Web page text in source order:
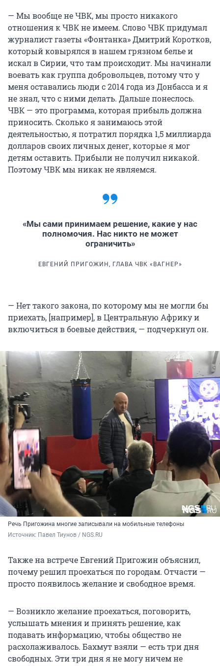
— Мы вообще не ЧВК, мы просто никакого
отношения к ЧВК не имеем. Слово ЧВК придумал
журналист газеты «Фонтанка» Дмитрий Коротков,
который ковырялся в нашем грязном белье и
искал в Сирии, что там происходит. Мы начинали
воевать как группа добровольцев, потому что у
меня оставались люди с 2014 года из Донбасса и я
не знал, что с ними делать. Дальше понеслось.
ЧВК — это программа, которая прибыль должна
приносить. Сколько я занимаюсь этой
деятельностью, я потратил порядка 1,5 миллиарда
долларов своих личных денег, которые я мог
детям оставить. Прибыли не получил никакой.
Поэтому ЧВК мы никак не являемся.
«Мы сами принимаем решение, какие у нас
полномочия. Нас никто не может
ограничить»
ЕВГЕНИЙ ПРИГОЖИН, ГЛАВА ЧВК «ВАГНЕР»
— Нет такого закона, по которому мы не могли бы
приехать, [например], в Центральную Африку и
включиться в боевые действия, — подчеркнул он.
Речь Пригожина многие записывали на мобильные телефоны
Источник: Павел Тиунов / NGS.RU
Также на встрече Евгений Пригожин объяснил,
почему решил проехаться по городам. Отчасти —
просто появилось желание и свободное время.
— Возникло желание проехаться, поговорить,
услышать мнения и принять решение, как
подавать информацию, чтобы общество не
расхолаживалось. Бахмут взяли — есть три дня
свободных. Эти три дня я не могу ничем не